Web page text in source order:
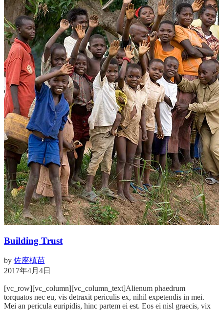
Building Trust
by 佐座槙苗
2017年4月4日
[vc_row][vc_column][vc_column_text]Alienum phaedrum
torquatos nec eu, vis detraxit periculis ex, nihil expetendis in mei.
Mei an pericula euripidis, hinc partem ei est. Eos ei nisl graecis, vix